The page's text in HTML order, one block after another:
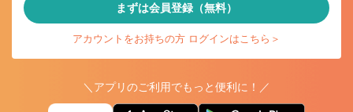
まずは会員登録（無料）
アカウントをお持ちの方 ログインはこちら＞
＼アプリのご利用でもっと便利に！／